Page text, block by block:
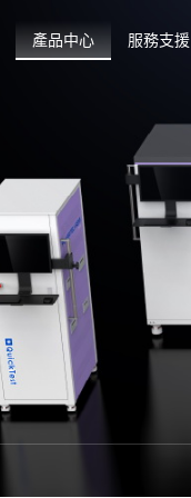
產品中心 服務支援